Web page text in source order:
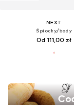
NEXT
Śpiochy/body
Od 111,00 zł